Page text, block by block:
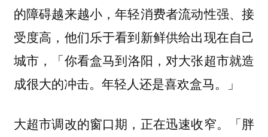
的障碍越来越小，年轻消费者流动性强、接
受度高，他们乐于看到新鲜供给出现在自己
城市 ，「你看盒马到洛阳，对大张超市就造
成很大的冲击。年轻人还是喜欢盒马。」
大超市调改的窗口期，正在迅速收窄。「胖